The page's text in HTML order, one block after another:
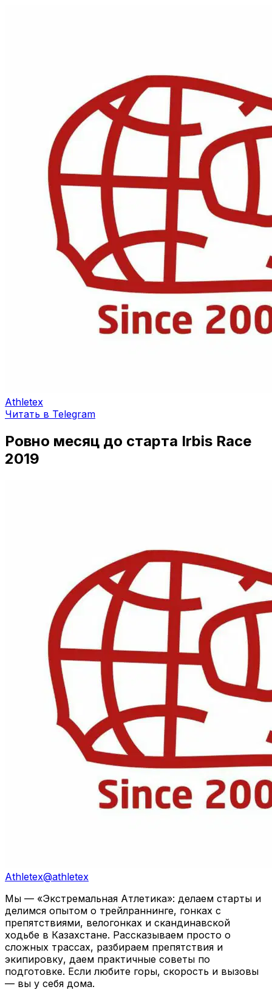
Athletex
Читать в Telegram
Ровно месяц до старта Irbis Race
2019
Athletex@athletex
Мы — «Экстремальная Атлетика»: делаем старты и
делимся опытом о трейлраннинге, гонках с
препятствиями, велогонках и скандинавской
ходьбе в Казахстане. Рассказываем просто о
сложных трассах, разбираем препятствия и
экипировку, даем практичные советы по
подготовке. Если любите горы, скорость и вызовы
— вы у себя дома.